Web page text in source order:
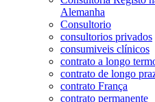
Alemanha
Consultorio
consultorios privados
consumiveis clínicos
contrato a longo
contrato de longo
contrato França
contrato permanente